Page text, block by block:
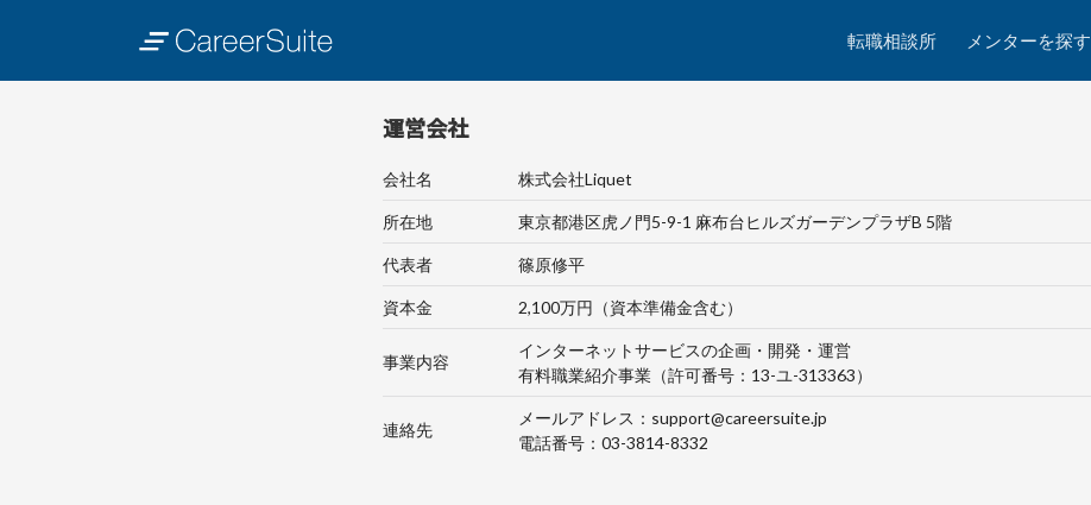
転職相談所 メンターを探す
運営会社
会社名 株式会社Liquet
所在地 東京都港区虎ノ門5-9-1 麻布台ヒルズガーデンプラザB 5階
代表者 篠原修平
資本金 2,100万円（資本準備金含む）
事業内容
インターネットサービスの企画・開発・運営
有料職業紹介事業（許可番号：13-ユ-313363）
連絡先
メールアドレス：support@careersuite.jp
電話番号：03-3814-8332